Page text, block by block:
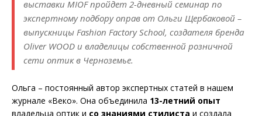
выставки MIOF пройдет 2-дневный семинар по
экспертному подбору оправ от Ольги Щербаковой –
выпускницы Fashion Factory School, создателя бренда
Oliver WOOD и владелицы собственной розничной
сети оптик в Черноземье.
Ольга – постоянный автор экспертных статей в нашем
журнале «Веко». Она объединила 13-летний опыт
владельца оптик и со знаниями стилиста и создала